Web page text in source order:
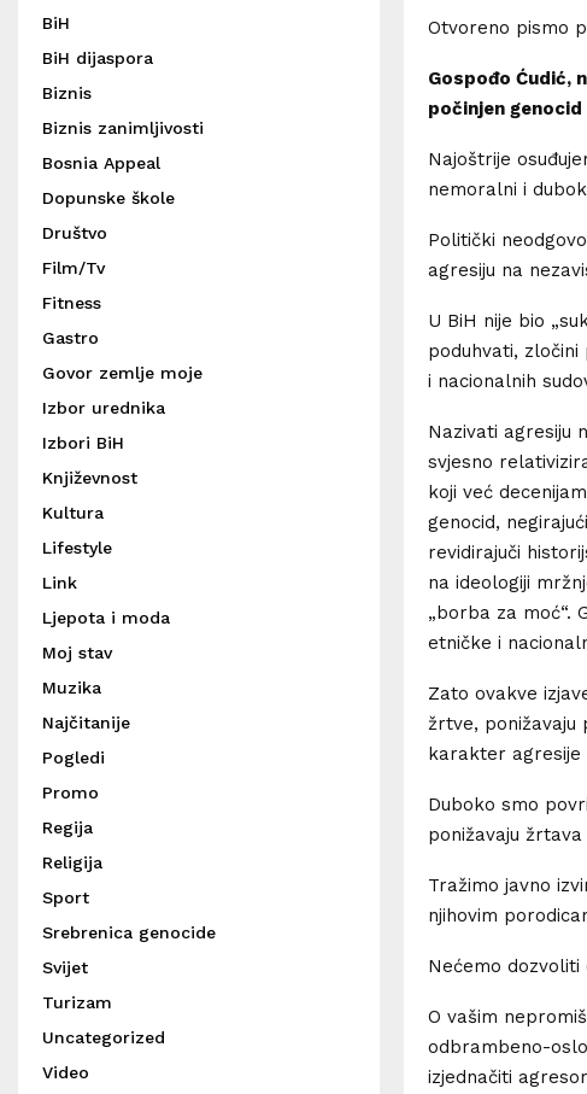
Otvoreno pismo
Gospođo Ćudić,
počinjen
Najoštrije
nemoralni i
Politički
agresiju na
U BiH nije bio
poduhvati,
i nacionalnih
Nazivati agresiju
svjesno
koji već
genocid,
revidirajuči
na ideologiji
„borba za moć“.
etničke i
Zato ovakve
žrtve, ponižavaju
karakter agresije
Duboko smo
ponižavaju
Tražimo javno
njihovim
Nećemo
O vašim
odbrambeno-
izjednačiti
BiH
BiH dijaspora
Biznis
Biznis zanimljivosti
Bosnia Appeal
Dopunske škole
Društvo
Film/Tv
Fitness
Gastro
Govor zemlje moje
Izbor urednika
Izbori BiH
Književnost
Kultura
Lifestyle
Link
Ljepota i moda
Moj stav
Muzika
Najčitanije
Pogledi
Promo
Regija
Religija
Sport
Srebrenica genocide
Svijet
Turizam
Uncategorized
Video